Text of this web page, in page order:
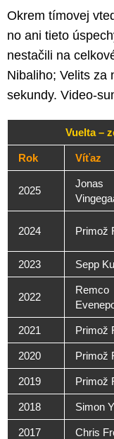
Okrem tímovej
no ani tieto
nestačili na
Nibaliho; Velits za
sekundy. Video-
Vuelta –
Rok Víťaz
2025
Jonas
2024 Primož
2023 Sepp
2022
Remco
2021 Primož
2020 Primož
2019 Primož
2018 Simon
2017 Chris